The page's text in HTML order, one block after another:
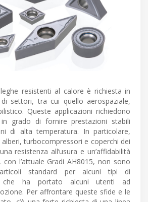
resistenti al calore è richiesta in
di settori, tra cui quello aerospaziale,
Queste applicazioni richiedono
grado di fornire prestazioni stabili
di alta temperatura. In particolare,
turbocompressori e coperchi dei
resistenza all’usura e un’affidabilità
con l’attuale Gradi AH8015, non sono
standard per alcuni tipi di
che ha portato alcuni utenti ad
Per affrontare queste sfide e le